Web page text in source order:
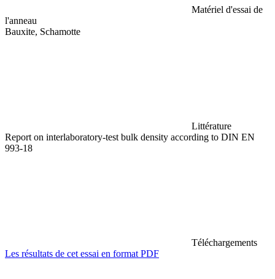
Matériel d'essai de
l'anneau
Bauxite, Schamotte
Littérature
Report on interlaboratory-test bulk density according to DIN EN
993-18
Téléchargements
Les résultats de cet essai en format PDF